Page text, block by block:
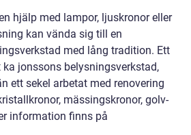
hjälp med lampor, ljuskronor eller
kan vända sig till en
med lång tradition. Ett
jonssons belysningsverkstad,
ett sekel arbetat med renovering
mässingskronor, golv-
information finns på